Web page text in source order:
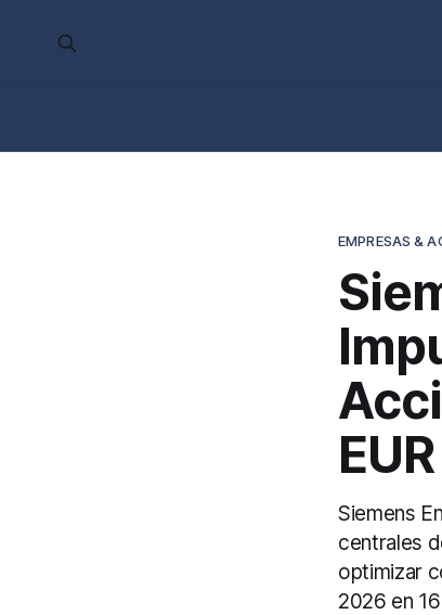
EMPRESAS &
Siemens
centrales
optimizar
2026 en